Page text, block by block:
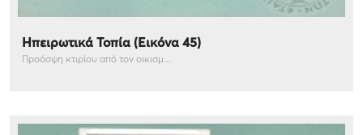
Ηπειρωτικά Τοπία (Εικόνα 45)
Προόσψη κτιρίου από τον οικισμ...